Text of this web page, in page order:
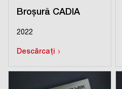
Broșură CADIA
2022
Descărcați ›